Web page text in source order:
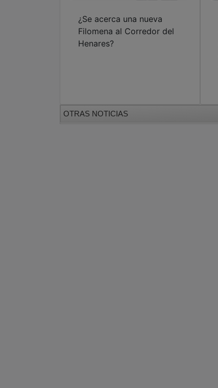
¿Se acerca una nueva
Filomena al Corredor del
Henares?
OTRAS NOTICIAS